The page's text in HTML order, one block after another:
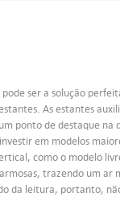
ser a solução
As estantes
ponto de destaque na
em modelos
como o modelo
trazendo um
da leitura, portanto,